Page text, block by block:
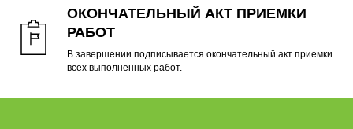
ОКОНЧАТЕЛЬНЫЙ АКТ ПРИЕМКИ
РАБОТ
В завершении подписывается окончательный акт приемки
всех выполненных работ.